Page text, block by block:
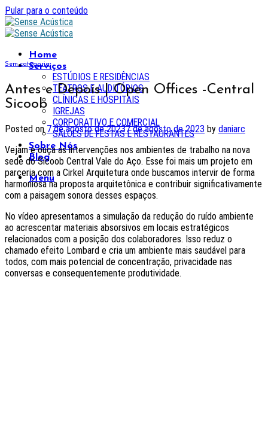
Pular para o conteúdo
Home
Serviços
ESTÚDIOS E RESIDÊNCIAS
TEATROS E AUDITÓRIOS
CLÍNICAS E HOSPITAIS
IGREJAS
CORPORATIVO E COMERCIAL
SALÕES DE FESTAS E RESTAURANTES
Sobre Nós
Blog
Menu
Sem categoria
Antes e Depois | Open Offices -Central
Sicoob
Posted on 7 de agosto de 20237 de agosto de 2023 by daniarc
Vejam e ouça as intervenções nos ambientes de trabalho na nova
sede do Sicoob Central Vale do Aço. Esse foi mais um projeto em
parceria com a Cirkel Arquitetura onde buscamos intervir de forma
harmoniosa na proposta arquitetônica e contribuir significativamente
com a paisagem sonora desses espaços.
No vídeo apresentamos a simulação da redução do ruído ambiente
ao acrescentar materiais absorsivos em locais estratégicos
relacionados com a posição dos colaboradores. Isso reduz o
chamado efeito Lombard e cria um ambiente mais saudável para
todos, com mais potencial de concentração, privacidade nas
conversas e consequentemente produtividade.